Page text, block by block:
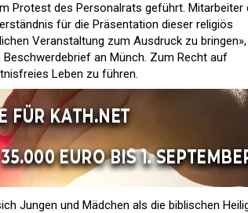
Protest des Personalrats geführt. Mitarbeiter
für die Präsentation dieser religiös
Veranstaltung zum Ausdruck zu bringen»,
an Münch. Zum Recht auf
Leben zu führen.
Jungen und Mädchen als die biblischen